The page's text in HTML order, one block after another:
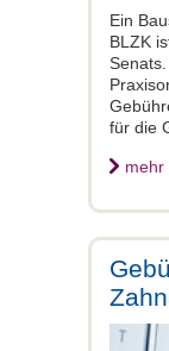
Ein
BLZK
für die
mehr